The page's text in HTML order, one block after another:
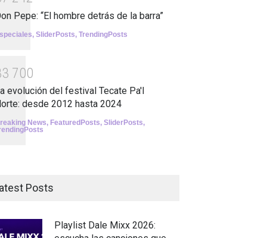
Pepe: “El hombre detrás de la barra”
, SliderPosts, TrendingPosts
3 700
evolución del festival Tecate Pa'l
desde 2012 hasta 2024
News, FeaturedPosts, SliderPosts,
Posts
Playlist Dale Mixx 2026: